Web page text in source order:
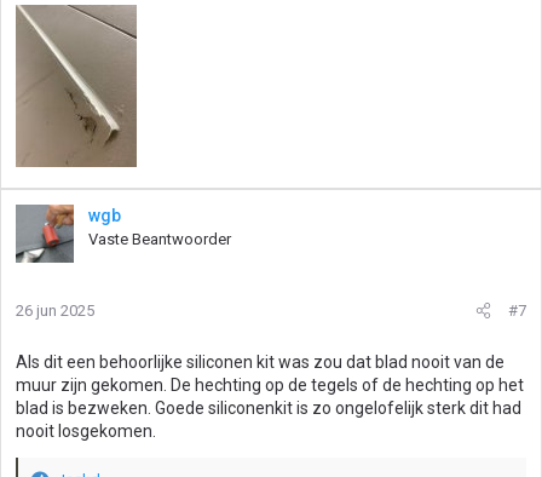
wgb
Vaste Beantwoorder
26 jun 2025 #7
Als dit een behoorlijke siliconen kit was zou dat blad nooit van de
muur zijn gekomen. De hechting op de tegels of de hechting op het
blad is bezweken. Goede siliconenkit is zo ongelofelijk sterk dit had
nooit losgekomen.